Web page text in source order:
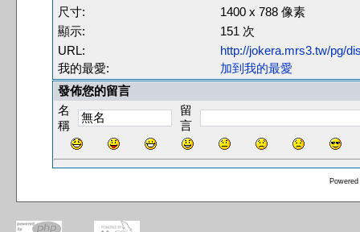
尺寸:
1400 x 788 像素
顯示:
151 次
URL:
http://jokera.mrs3.tw/pg/
我的最愛:
加到我的最愛
發佈您的留言
名
稱
留
言